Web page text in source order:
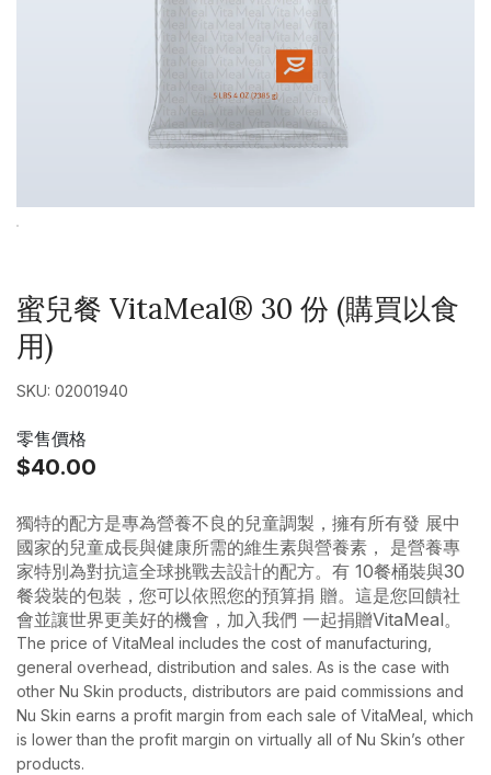
蜜兒餐 VitaMeal® 30 份 (購買以食
用)
SKU: 02001940
零售價格
$40.00
獨特的配方是專為營養不良的兒童調製，擁有所有發 展中
國家的兒童成長與健康所需的維生素與營養素， 是營養專
家特別為對抗這全球挑戰去設計的配方。有 10餐桶裝與30
餐袋裝的包裝，您可以依照您的預算捐 贈。這是您回饋社
會並讓世界更美好的機會，加入我們 一起捐贈VitaMeal。
The price of VitaMeal includes the cost of manufacturing,
general overhead, distribution and sales. As is the case with
other Nu Skin products, distributors are paid commissions and
Nu Skin earns a profit margin from each sale of VitaMeal, which
is lower than the profit margin on virtually all of Nu Skin’s other
products.